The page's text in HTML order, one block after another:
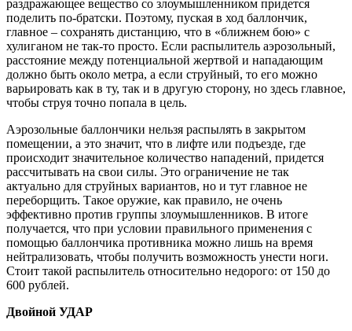
раздражающее вещество со злоумышленником придется
поделить по-братски. Поэтому, пуская в ход баллончик,
главное – сохранять дистанцию, что в «ближнем бою» с
хулиганом не так-то просто. Если распылитель аэрозольный,
расстояние между потенциальной жертвой и нападающим
должно быть около метра, а если струйный, то его можно
варьировать как в ту, так и в другую сторону, но здесь главное,
чтобы струя точно попала в цель.
Аэрозольные баллончики нельзя распылять в закрытом
помещении, а это значит, что в лифте или подъезде, где
происходит значительное количество нападений, придется
рассчитывать на свои силы. Это ограничение не так
актуально для струйных вариантов, но и тут главное не
переборщить. Такое оружие, как правило, не очень
эффективно против группы злоумышленников. В итоге
получается, что при условии правильного применения с
помощью баллончика противника можно лишь на время
нейтрализовать, чтобы получить возможность унести ноги.
Стоит такой распылитель относительно недорого: от 150 до
600 рублей.
Двойной УДАР